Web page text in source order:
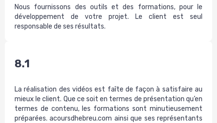
Nous fournissons des outils et des formations, pour le
développement de votre projet. Le client est seul
responsable de ses résultats.
8.1
La réalisation des vidéos est faîte de façon à satisfaire au
mieux le client. Que ce soit en termes de présentation qu’en
termes de contenu, les formations sont minutieusement
préparées. acoursdhebreu.com ainsi que ses représentants